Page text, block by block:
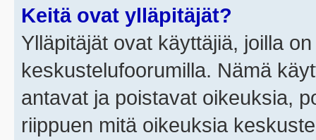
Keitä ovat ylläpitäjät?
Ylläpitäjät ovat käyttäjiä, joilla
keskustelufoorumilla. Nämä
antavat ja poistavat oikeuksia,
riippuen mitä oikeuksia